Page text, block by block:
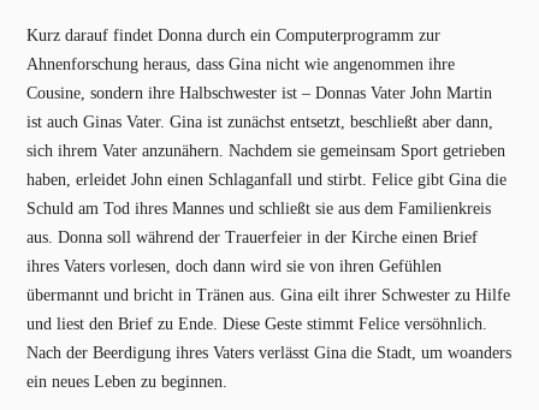
Kurz darauf findet Donna durch ein Computerprogramm zur
Ahnenforschung heraus, dass Gina nicht wie angenommen ihre
Cousine, sondern ihre Halbschwester ist – Donnas Vater John Martin
ist auch Ginas Vater. Gina ist zunächst entsetzt, beschließt aber dann,
sich ihrem Vater anzunähern. Nachdem sie gemeinsam Sport getrieben
haben, erleidet John einen Schlaganfall und stirbt. Felice gibt Gina die
Schuld am Tod ihres Mannes und schließt sie aus dem Familienkreis
aus. Donna soll während der Trauerfeier in der Kirche einen Brief
ihres Vaters vorlesen, doch dann wird sie von ihren Gefühlen
übermannt und bricht in Tränen aus. Gina eilt ihrer Schwester zu Hilfe
und liest den Brief zu Ende. Diese Geste stimmt Felice versöhnlich.
Nach der Beerdigung ihres Vaters verlässt Gina die Stadt, um woanders
ein neues Leben zu beginnen.